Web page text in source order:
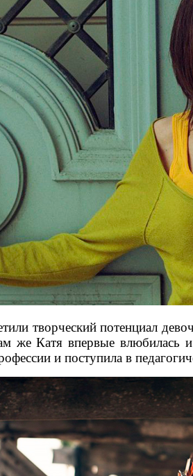
творческий потенциал
же Катя впервые влюбилась
и поступила в